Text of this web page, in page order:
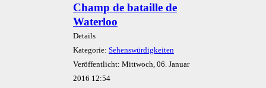
Champ de bataille de
Waterloo
Details
Kategorie: Sehenswürdigkeiten
Veröffentlicht: Mittwoch, 06. Januar
2016 12:54